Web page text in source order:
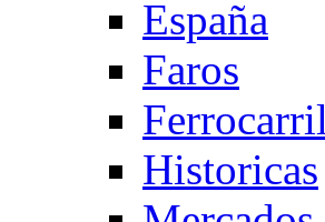
España
Faros
Ferrocarril
Historicas